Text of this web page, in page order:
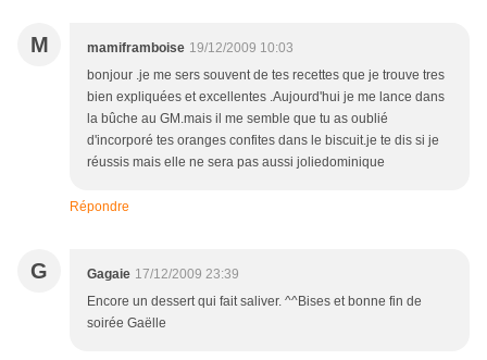
M mamiframboise 19/12/2009 10:03
bonjour .je me sers souvent de tes recettes que je trouve tres
bien expliquées et excellentes .Aujourd'hui je me lance dans
la bûche au GM.mais il me semble que tu as oublié
d'incorporé tes oranges confites dans le biscuit.je te dis si je
réussis mais elle ne sera pas aussi joliedominique
Répondre
G Gagaie 17/12/2009 23:39
Encore un dessert qui fait saliver. ^^Bises et bonne fin de
soirée Gaëlle